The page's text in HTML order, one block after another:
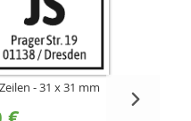
31 x 31 mm